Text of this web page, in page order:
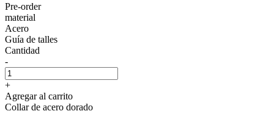
Pre-order
material
Acero
Guía de talles
Cantidad
-
+
Agregar al carrito
Collar de acero dorado